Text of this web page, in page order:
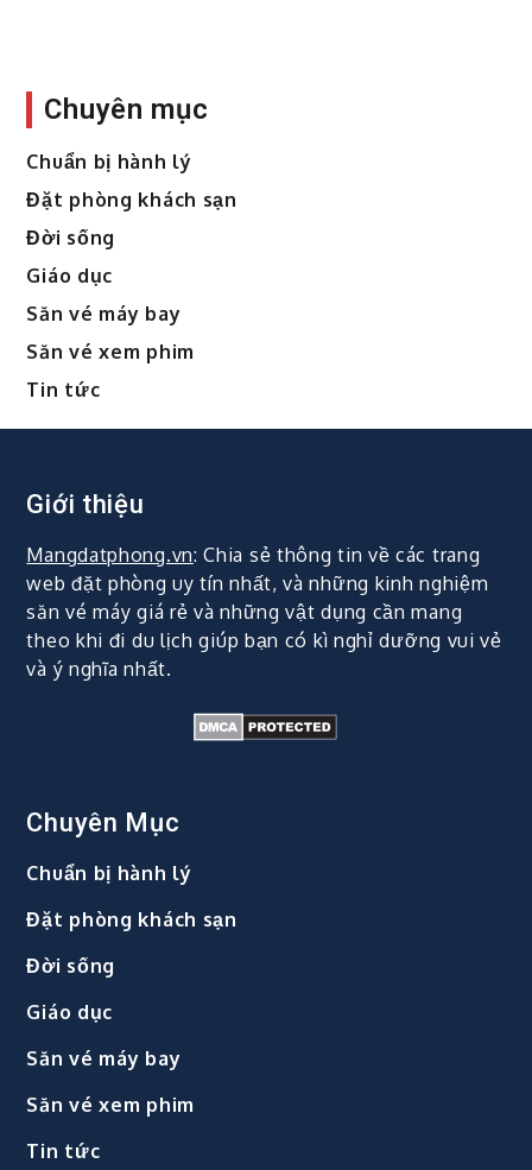
Chuyên mục
Chuẩn bị hành lý
Đặt phòng khách sạn
Đời sống
Giáo dục
Săn vé máy bay
Săn vé xem phim
Tin tức
Giới thiệu
Mangdatphong.vn: Chia sẻ thông tin về các trang
web đặt phòng uy tín nhất, và những kinh nghiệm
săn vé máy giá rẻ và những vật dụng cần mang
theo khi đi du lịch giúp bạn có kì nghỉ dưỡng vui vẻ
và ý nghĩa nhất.
Chuyên Mục
Chuẩn bị hành lý
Đặt phòng khách sạn
Đời sống
Giáo dục
Săn vé máy bay
Săn vé xem phim
Tin tức